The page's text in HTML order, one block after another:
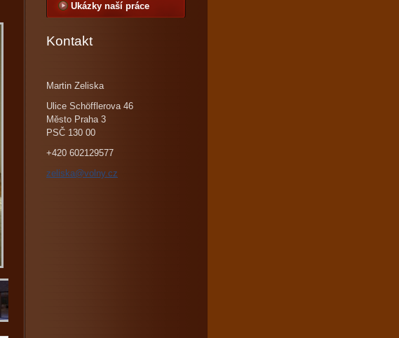
Ukázky naší práce
Kontakt
Martin Zeliska
Ulice Schöfflerova 46
Město Praha 3
PSČ 130 00
+420 602129577
zeliska@volny.cz